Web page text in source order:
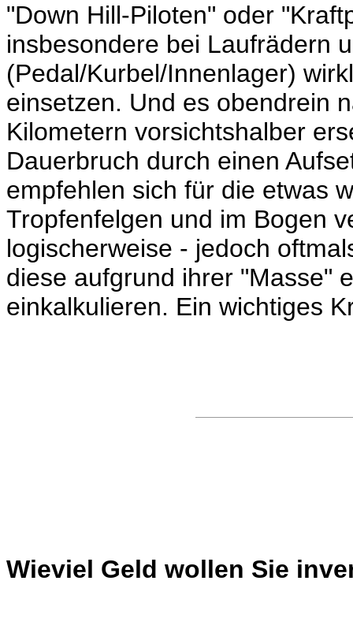
"Down Hill-Piloten" oder
insbesondere bei Laufrädern
(Pedal/Kurbel/Innenlager)
einsetzen. Und es obendrein
Kilometern vorsichtshalber
Dauerbruch durch einen
empfehlen sich für die etwas
Tropfenfelgen und im Bogen
logischerweise - jedoch
diese aufgrund ihrer "Masse"
einkalkulieren. Ein wichtiges
Wieviel Geld wollen Sie